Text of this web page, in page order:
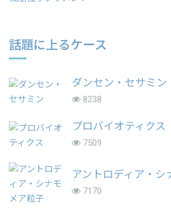
話題に上るケース
ダンセン・セサミン
8238
プロバイオティクス
7509
アントロディア・シ
7170